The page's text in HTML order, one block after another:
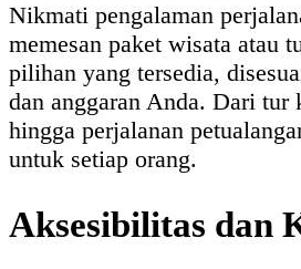
Nikmati pengalaman
memesan paket wisata atau
pilihan yang tersedia,
dan anggaran Anda. Dari tur
hingga perjalanan
untuk setiap orang.
Aksesibilitas dan